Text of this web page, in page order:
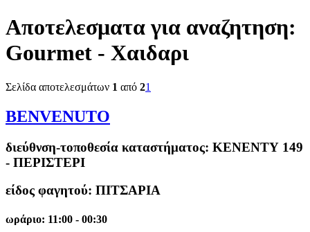
Αποτελεσματα για αναζητηση:
Gourmet - Χαιδαρι
Σελίδα αποτελεσμάτων 1 από 21
BENVENUTO
διεύθνση-τοποθεσία καταστήματος: ΚΕΝΕΝΤΥ 149
- ΠΕΡΙΣΤΕΡΙ
είδος φαγητού: ΠΙΤΣΑΡΙΑ
ωράριο: 11:00 - 00:30